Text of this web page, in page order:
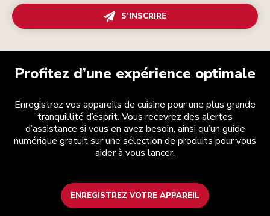
S’INSCRIRE
Profitez d’une expérience optimale
Enregistrez vos appareils de cuisine pour une plus grande
tranquillité d’esprit. Vous recevrez des alertes
d’assistance si vous en avez besoin, ainsi qu’un guide
numérique gratuit sur une sélection de produits pour vous
aider à vous lancer.
ENREGISTREZ VOTRE APPAREIL